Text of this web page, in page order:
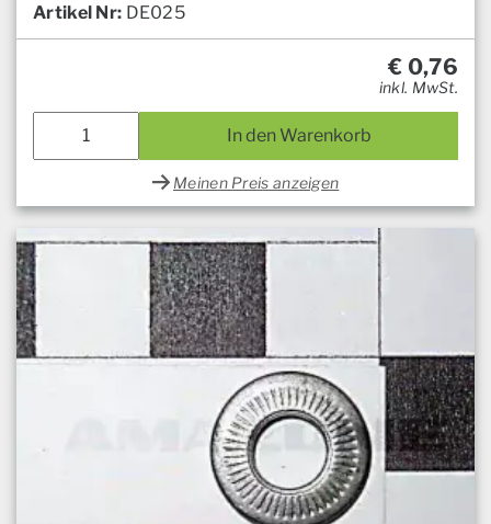
Artikel Nr: DE025
€ 0,76
inkl. MwSt.
In den Warenkorb
Meinen Preis anzeigen